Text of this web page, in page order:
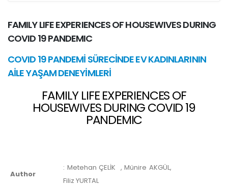
FAMILY LIFE EXPERIENCES OF HOUSEWIVES DURING
COVID 19 PANDEMIC
COVID 19 PANDEMİ SÜRECİNDE EV KADINLARININ
AİLE YAŞAM DENEYİMLERİ
FAMILY LIFE EXPERIENCES OF
HOUSEWIVES DURING COVID 19
PANDEMIC
Author
: Metehan ÇELİK , Münire AKGÜL,
Filiz YURTAL